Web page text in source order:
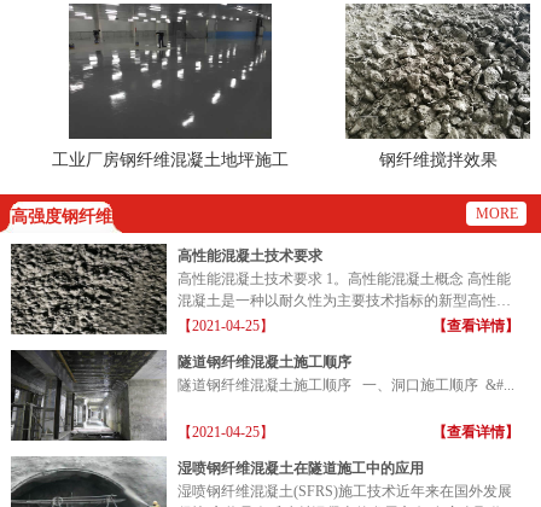
工业厂房钢纤维混凝土地坪施工
钢纤维搅拌效果
高强度钢纤维 MORE
高性能混凝土技术要求
高性能混凝土技术要求 1。高性能混凝土概念 高性能
混凝土是一种以耐久性为主要技术指标的新型高性能
混凝土...
【2021-04-25】 【查看详情】
隧道钢纤维混凝土施工顺序
隧道钢纤维混凝土施工顺序 一、洞口施工顺序 &#...
【2021-04-25】 【查看详情】
湿喷钢纤维混凝土在隧道施工中的应用
湿喷钢纤维混凝土(SFRS)施工技术近年来在国外发展